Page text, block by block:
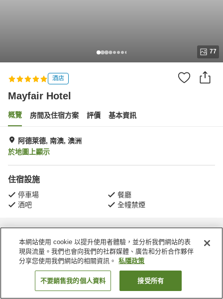
77
酒店
Mayfair Hotel
概覽 房間及住宿方案 評價 基本資訊
阿德萊德, 南澳, 澳洲
於地圖上顯示
住宿設施
停車場
餐廳
酒吧
全幢禁煙
主頁 澳洲 南澳 阿德萊德 Mayfair Hotel
找客房
本網站使用 cookie 以提升使用者體驗，並分析我們網站的表
現與流量。我們也會向我們的社群媒體、廣告和分析合作夥伴
分享您使用我們網站的相關資訊。
私隱政策
不要銷售我的個人資料 接受所有